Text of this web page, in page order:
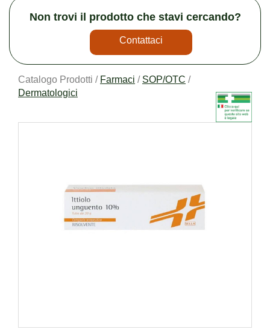
Non trovi il prodotto che stavi cercando?
Contattaci
Catalogo Prodotti / Farmaci / SOP/OTC /
Dermatologici